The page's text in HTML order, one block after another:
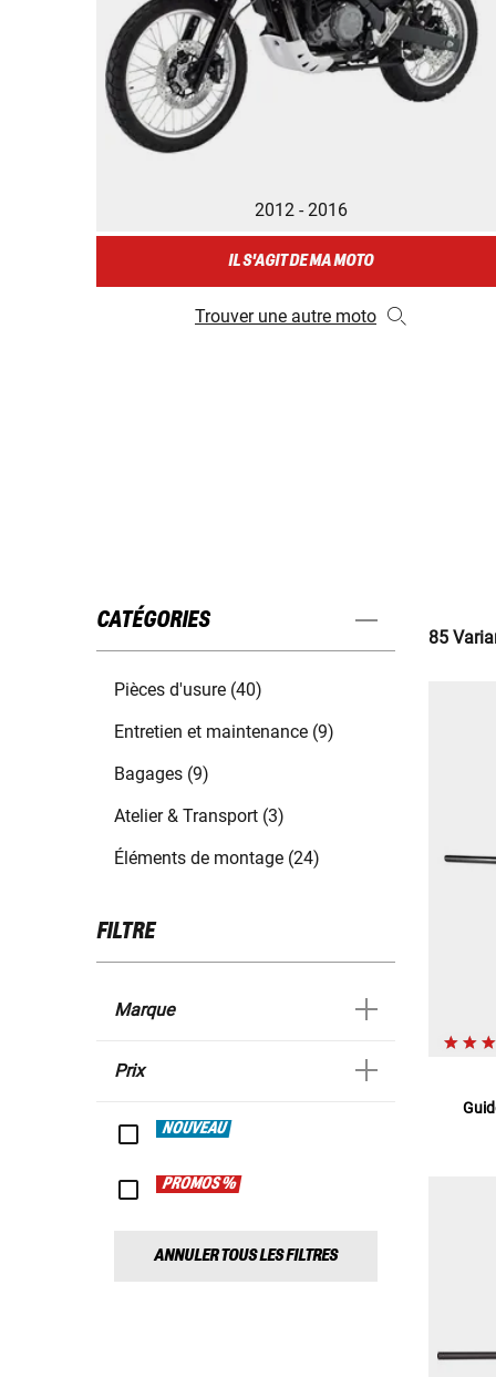
2012 - 2016
IL S'AGIT DE MA MOTO
Trouver une autre moto
CATÉGORIES
Pièces d'usure (40)
Entretien et maintenance (9)
Bagages (9)
Atelier & Transport (3)
Éléments de montage (24)
FILTRE
Marque
Prix
NOUVEAU
PROMOS %
ANNULER TOUS LES FILTRES
85